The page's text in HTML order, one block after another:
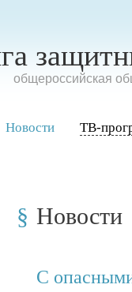
oбщероссийская
Новости ТВ-
Новости
С